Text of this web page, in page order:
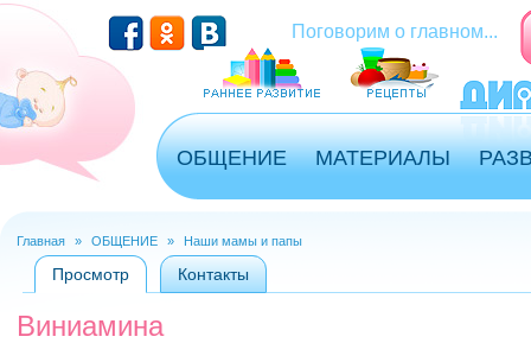
Перейти к основному содержанию
Поговорим о главном...
ОБЩЕНИЕ МАТЕРИАЛЫ
Вы здесь
Главная » ОБЩЕНИЕ » Наши мамы и папы
Главные вкладки
Просмотр (активная вкладка)
Контакты
Виниамина